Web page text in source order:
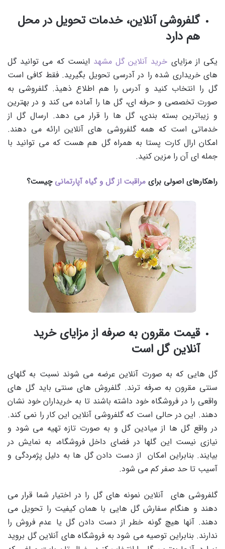
گلفروشی آنلاین، خدمات تحویل در محل
هم دارد
یکی از مزایای خرید آنلاین گل مشهد اینست که می توانید گل
های خریداری شده را در آدرسی تحویل بگیرید. فقط کافی است
گل را انتخاب کنید و آدرس را هم اطلاع ذهیذ. گلفروشی به
صورت تخصصی و حرفه ای، گل ها را آماده می کند و در بهترین
و زیباترین بسته بندی، گل ها را قرار می دهد. ارسال گل از
خدماتی است که همه گلفروشی های آنلاین ارائه می دهند.
امکان ارال کارت پستا به همراه گل هم هست که می توانید با
جمله ای آن را مزین کنید.
راهکارهای اصولی برای مراقبت از گل و گیاه آپارتمانی چیست؟
قیمت مقرون به صرفه از مزایای خرید
آنلاین گل است
گل هایی که به صورت آنلاین عرضه می شوند نسبت به گلهای
سنتی مقرون به صرفه ترند. گلفروش های سنتی باید گل های
واقعی را در فروشگاه خود داشته باشند تا به خریداران خود نشان
دهند. این در حالی است که گلفروشی آنلاین این کار را نمی کند.
در واقع گل ها از میادین گل و به صورت تازه تهیه می شود و
نیازی نیست این گلها در فضای داخل فروشگاه، به نمایش در
بیایند. بنابراین امکان از دست دادن گل ها به دلیل پژمردگی و
آسیب تا حد صفر کم می شود.
گلفروشی های آنلاین نمونه های گل را در اختیار شما قرار می
دهند و هنگام سفارش گل هایی با همان کیفیت را تحویل می
دهند. آنها هیچ گونه خطر از دست دادن گل یا عدم فروش را
ندارند. بنابراین توصیه می شود به فروشگاه های آنلاین گل بروید